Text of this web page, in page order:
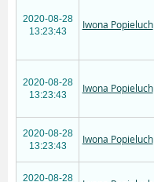
2020-08-28
13:23:43
Iwona Popieluch
2020-08-28
13:23:43
Iwona Popieluch
2020-08-28
13:23:43
Iwona Popieluch
2020-08-28